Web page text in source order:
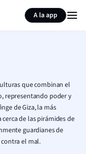
A la app
que combinan el
representando poder y
de Giza, la más
cerca de las pirámides de
guardianes de
el mal.
Resumir página